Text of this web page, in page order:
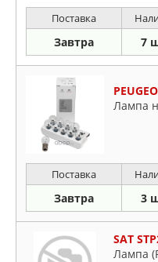
Поставка
Завтра 7
Лампа
Поставка
Завтра 3
SAT
Лампа